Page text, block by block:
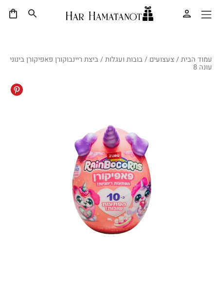
עמוד הבית/צעצועים /בובות ועגלות/ ביצת ריינבוקורן פאפיקורן בינוני
עונה 8